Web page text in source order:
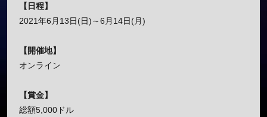
【日程】
2021年6月13日(日)～6月14日(月)
【開催地】
オンライン
【賞金】
総額5,000ドル